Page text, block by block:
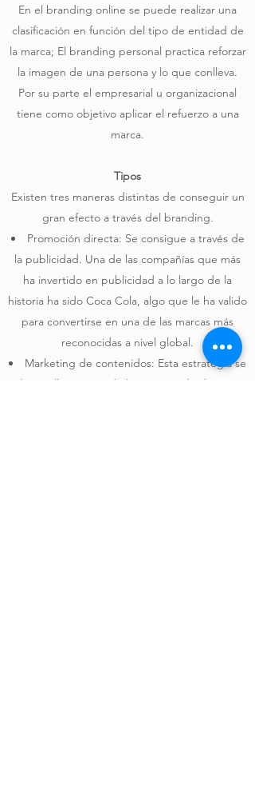
En el branding online se puede realizar una
clasificación en función del tipo de entidad de
la marca; El branding personal practica reforzar
la imagen de una persona y lo que conlleva.
Por su parte el empresarial u organizacional
tiene como objetivo aplicar el refuerzo a una
marca.
Tipos
Existen tres maneras distintas de conseguir un
gran efecto a través del branding.
Promoción directa: Se consigue a través de
la publicidad. Una de las compañías que más
ha invertido en publicidad a lo largo de la
historia ha sido Coca Cola, algo que le ha valido
para convertirse en una de las marcas más
reconocidas a nivel global.
Marketing de contenidos: Esta estrategia se
desarrolla a través de la creación de diversos